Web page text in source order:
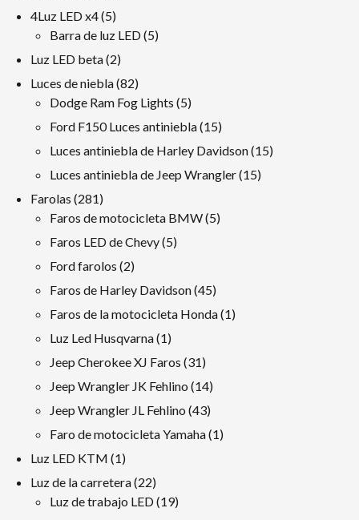
producto
4Luz LED x4 55
productos
Barra de luz LED 55
Luz LED beta 22
productos
Luces de niebla 8282
productos
Dodge Ram Fog Lights 55
productos
Ford F150 Luces antiniebla 1515
productos
Luces antiniebla de Harley Davidson 1515
Luces antiniebla de Jeep Wrangler 1515
Farolas 281281
productos
Faros de motocicleta BMW 55
Faros LED de Chevy 55
Ford farolos 22
productos
Faros de Harley Davidson 4545
productos
Faros de la motocicleta Honda 11
Luz Led Husqvarna 11
producto
Jeep Cherokee XJ Faros 3131
productos
Jeep Wrangler JK Fehlino 1414
productos
Jeep Wrangler JL Fehlino 4343
productos
Faro de motocicleta Yamaha 11
Luz LED KTM 11
producto
Luz de la carretera 2222
productos
Luz de trabajo LED 1919